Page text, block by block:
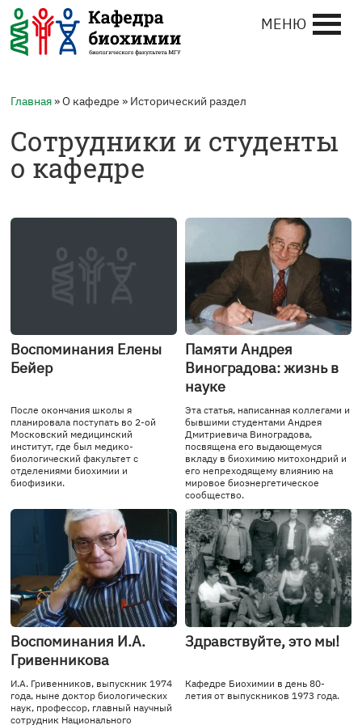
МЕНЮ
Главная» О кафедре » Исторический раздел
Сотрудники и студенты
о кафедре
Воспоминания Елены
Бейер
После окончания школы я
планировала поступать во 2-ой
Московский медицинский
институт, где был медико-
биологический факультет с
отделениями биохимии и
биофизики.
Памяти Андрея
Виноградова: жизнь в
науке
Эта статья, написанная коллегами и
бывшими студентами Андрея
Дмитриевича Виноградова,
посвящена его выдающемуся
вкладу в биохимию митохондрий и
его непреходящему влиянию на
мировое биоэнергетическое
сообщество.
Воспоминания И.А.
Гривенникова
И.А. Гривенников, выпускник 1974
года, ныне доктор биологических
наук, профессор, главный научный
сотрудник Национального
Здравствуйте, это мы!
Кафедре Биохимии в день 80-
летия от выпускников 1973 года.